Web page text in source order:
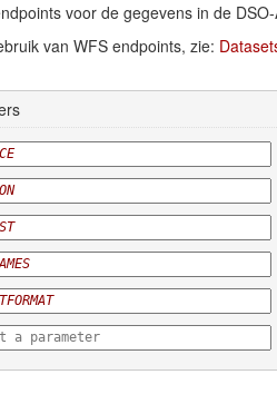
voor de gegevens in de
van WFS endpoints, zie: